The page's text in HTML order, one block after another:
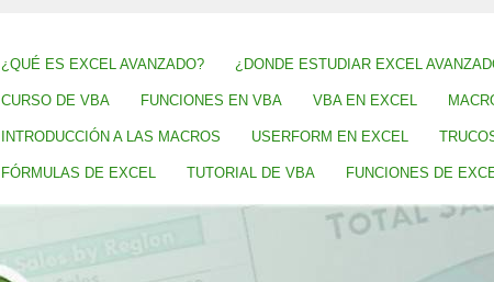
¿QUÉ ES EXCEL AVANZADO? ¿DONDE ESTUDIAR EXCEL
CURSO DE VBA FUNCIONES EN VBA VBA EN EXCEL
INTRODUCCIÓN A LAS MACROS USERFORM EN EXCEL
FÓRMULAS DE EXCEL TUTORIAL DE VBA FUNCIONES DE